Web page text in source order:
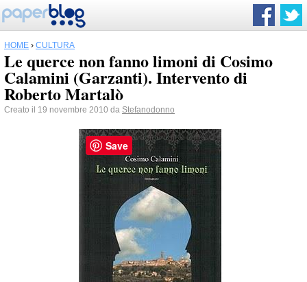
HOME › CULTURA
Le querce non fanno limoni di Cosimo
Calamini (Garzanti). Intervento di
Roberto Martalò
Creato il 19 novembre 2010 da Stefanodonno
Save